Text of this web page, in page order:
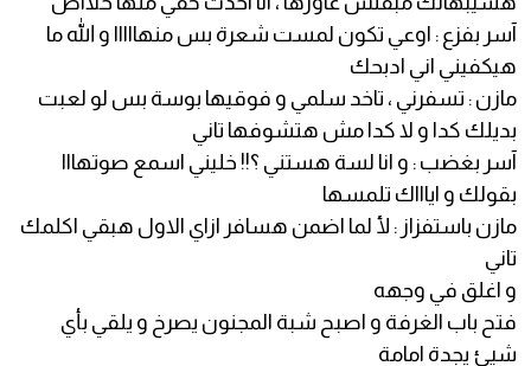
آسر بفزع : اوعي تكون لمست شعرة بس منهااااا و الله ما
هيكفيني اني ادبحك
مازن : تسفرني ، تاخد سلمي و فوقيها بوسة بس لو لعبت
بديلك كدا و لا كدا مش هتشوفها تاني
آسر بغضب : و انا لسة هستني ؟!! خليني اسمع صوتهااا
بقولك و اياااك تلمسها
مازن باستفزاز : لأ لما اضمن هسافر ازاي الاول هبقي اكلمك
تاني
و اغلق في وجهه
فتح باب الغرفة و اصبح شبة المجنون يصرخ و يلقي بأي
شيئ يجدة امامة